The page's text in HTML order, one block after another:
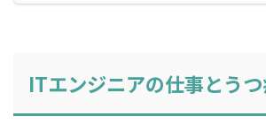
ITエンジニアの仕事とう